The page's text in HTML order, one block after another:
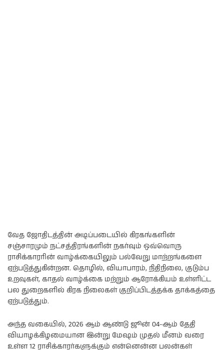
வேத ஜோதிடத்தின் அடிப்படையில் கிரகங்களின்
சஞ்சாரமும் நட்சத்திரங்களின் நகர்வும் ஒவ்வொரு
ராசிக்காரரின் வாழ்க்கையிலும் பல்வேறு மாற்றங்களை
ஏற்படுத்துகின்றன. தொழில், வியாபாரம், நிதிநிலை, குடும்ப
உறவுகள், காதல் வாழ்க்கை மற்றும் ஆரோக்கியம் உள்ளிட்ட
பல துறைகளில் கிரக நிலைகள் குறிப்பிடத்தக்க தாக்கத்தை
ஏற்படுத்தும்.
அந்த வகையில், 2026 ஆம் ஆண்டு ஜூன் 04-ஆம் தேதி
வியாழக்கிழமையான இன்று மேஷம் முதல் மீனம் வரை
உள்ள 12 ராசிக்காரர்களுக்கும் என்னென்ன பலன்கள்